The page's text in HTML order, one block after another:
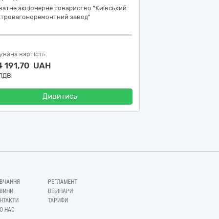
акціонерне товариство "Київський
завод"
вартість
191,70 UAH
Дивитись
НАС
РЕГЛАМЕНТ
ВЕБІНАРИ
ТАРИФИ